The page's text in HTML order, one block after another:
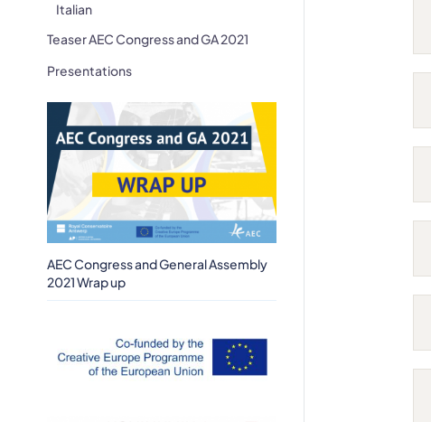
Italian
Teaser AEC Congress and GA 2021
Presentations
AEC Congress and General Assembly
2021 Wrap up